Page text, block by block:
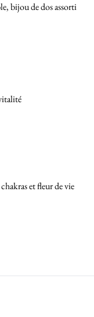
bijou de dos assorti
et fleur de vie